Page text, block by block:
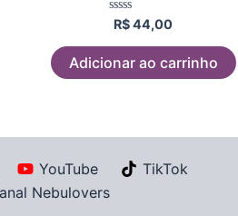
Avaliação
de
5
R$44,00
Adicionar ao carrinho
YouTube
TikTok
Nebulovers